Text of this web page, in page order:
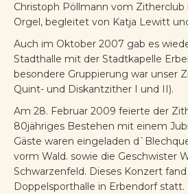
Christoph Pöllmann vom
Orgel, begleitet von Katja Lewitt
Auch im Oktober 2007 gab es
Stadthalle mit der Stadtkapelle
besondere Gruppierung war unser
Quint- und Diskantzither I und II).
Am 28. Februar 2009 feierte der
80jähriges Bestehen mit einem
Gäste waren eingeladen
vorm Wald. sowie die Geschwister
Schwarzenfeld. Dieses Konzert
Doppelsporthalle in Erbendorf